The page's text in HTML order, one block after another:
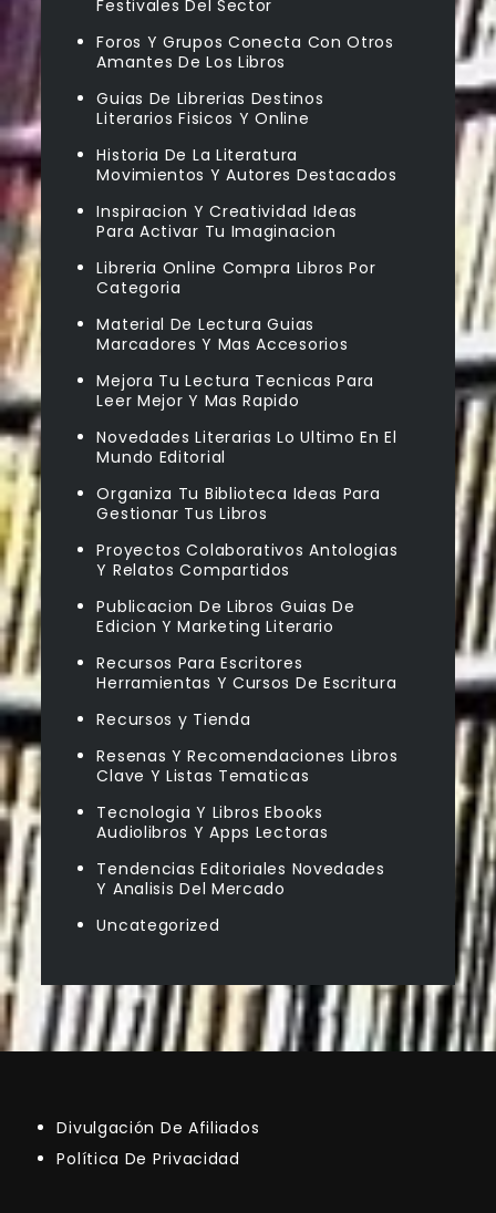
Festivales Del Sector
Foros Y Grupos Conecta Con Otros
Amantes De Los Libros
Guias De Librerias Destinos
Literarios Fisicos Y Online
Historia De La Literatura
Movimientos Y Autores Destacados
Inspiracion Y Creatividad Ideas
Para Activar Tu Imaginacion
Libreria Online Compra Libros Por
Categoria
Material De Lectura Guias
Marcadores Y Mas Accesorios
Mejora Tu Lectura Tecnicas Para
Leer Mejor Y Mas Rapido
Novedades Literarias Lo Ultimo En El
Mundo Editorial
Organiza Tu Biblioteca Ideas Para
Gestionar Tus Libros
Proyectos Colaborativos Antologias
Y Relatos Compartidos
Publicacion De Libros Guias De
Edicion Y Marketing Literario
Recursos Para Escritores
Herramientas Y Cursos De Escritura
Recursos y Tienda
Resenas Y Recomendaciones Libros
Clave Y Listas Tematicas
Tecnologia Y Libros Ebooks
Audiolibros Y Apps Lectoras
Tendencias Editoriales Novedades
Y Analisis Del Mercado
Uncategorized
Divulgación De Afiliados
Política De Privacidad